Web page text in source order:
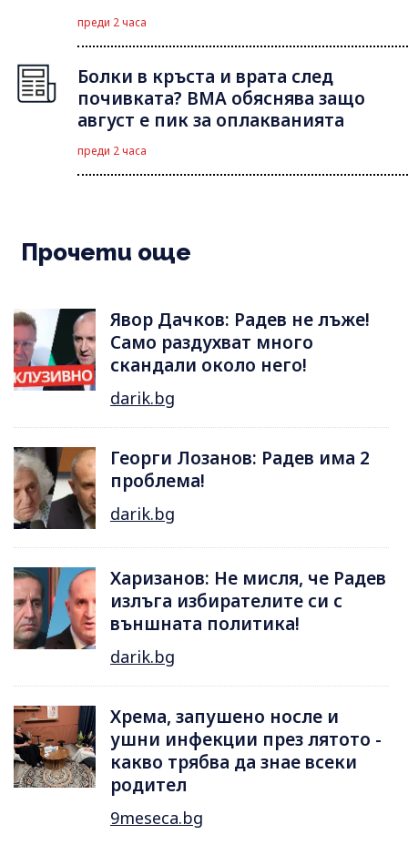
преди 2 часа
Болки в кръста и врата след
почивката? ВМА обяснява защо
август е пик за оплакванията
преди 2 часа
Прочети още
Явор Дачков: Радев не лъже!
Само раздухват много
скандали около него!
darik.bg
Георги Лозанов: Радев има 2
проблема!
darik.bg
Харизанов: Не мисля, че Радев
излъга избирателите си с
външната политика!
darik.bg
Хрема, запушено носле и
ушни инфекции през лятотo -
какво трябва да знае всеки
родител
9meseca.bg